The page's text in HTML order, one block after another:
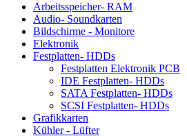
Arbeitsspeicher- RAM
Audio- Soundkarten
Bildschirme - Monitore
Elektronik
Festplatten- HDDs
Festplatten Elektronik PCB
IDE Festplatten- HDDs
SATA Festplatten- HDDs
SCSI Festplatten- HDDs
Grafikkarten
Kühler - Lüfter